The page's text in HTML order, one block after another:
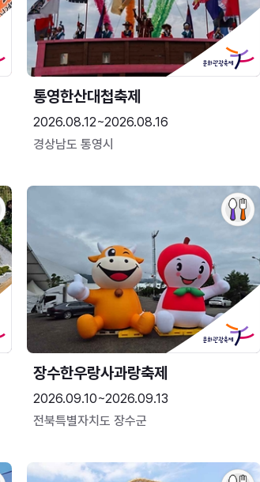
통영한산대첩축제
2026.08.12~2026.08.16
경상남도 통영시
장수한우랑사과랑축제
2026.09.10~2026.09.13
전북특별자치도 장수군